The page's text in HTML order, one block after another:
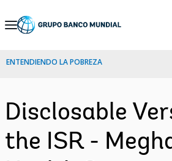
Skip
Navigation
ENTENDIENDO LA POBREZA
Disclosable
the ISR -